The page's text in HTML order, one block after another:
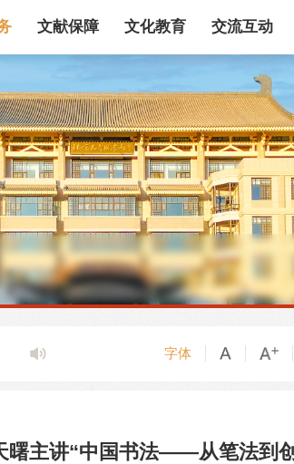
论文、书、报告 数据库 电子图书和
馆际互借 新书通报 专利数据
文献保障 文化教育 交流互动
字体
曙主讲“中国书法——从笔法到创